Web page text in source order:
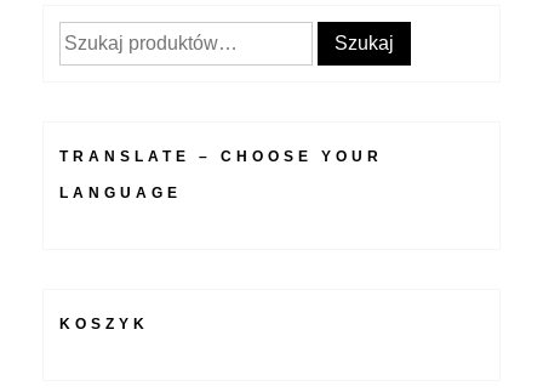
Szukaj: Szukaj
TRANSLATE – CHOOSE YOUR
LANGUAGE
KOSZYK